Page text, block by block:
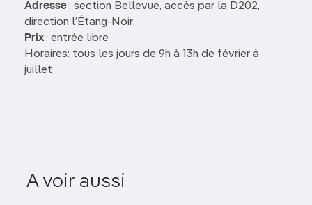
Adresse: section Bellevue, accès par la D202,
direction l’Étang-Noir
Prix: entrée libre
Horaires: tous les jours de 9h à 13h de février à
juillet
A voir aussi
Capesterre